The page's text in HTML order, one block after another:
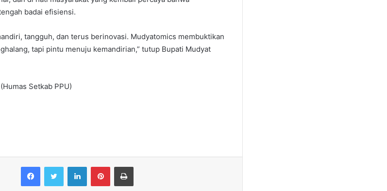
badai efisiensi.
tangguh, dan terus berinovasi. Mudyatomics membuktikan
tapi pintu menuju kemandirian,” tutup Bupati Mudyat
Setkab PPU)
FacebookTwitter LinkedInPinterestPrint